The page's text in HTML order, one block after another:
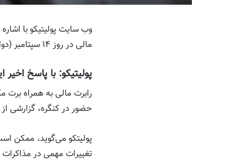
وب سایت پولیتیکو با
مالی در روز ۱۴ سپتامبر (دوازده روز دیگر) در کمیته روابط خارجی مجلس نمایندگان آمریکا حاضر می‌شود.
پولیتیکو: با پاسخ
حضور در کنگره، گزارشی
پولیتکو می‌گوید، ممکن
تغییرات مهمی در